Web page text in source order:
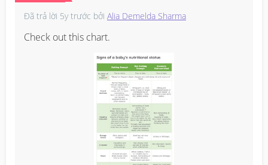
Đã trả lời 5y trước bởi Alia Demelda Sharma
Check out this chart.